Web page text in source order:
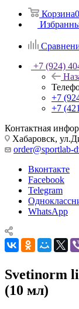
Корзина0
+7 (924)
+7
+7
Контактная
Хабаровск,
order@sportlab-
Вконтакте
Facebook
Telegram
WhatsApp
Svetinorm
(10 мл)